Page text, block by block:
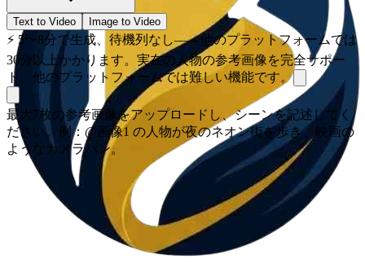
Text to Video Image to Video
⚡ 5〜8分で生成、待機列なし——他のプラットフォームでは
30分以上かかります。実在の人物の参考画像を完全サポー
ト、他のプラットフォームでは難しい機能です。
最大7枚の参考画像をアップロードし、シーンを記述してく
ださい。例：@画像1 の人物が夜のネオン街を歩き、映画の
ようなカメラパン。